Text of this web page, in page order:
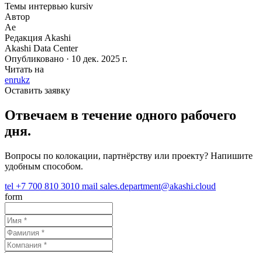
Темы интервью kursiv
Автор
Ae
Редакция Akashi
Akashi Data Center
Опубликовано · 10 дек. 2025 г.
Читать на
enrukz
Оставить заявку
Отвечаем в течение одного рабочего
дня.
Вопросы по колокации, партнёрству или проекту? Напишите
удобным способом.
tel +7 700 810 3010 mail sales.department@akashi.cloud
form